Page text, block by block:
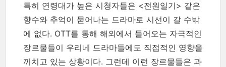
특히 연령대가 높은 시청자들은 <전원일기> 같은
향수와 추억이 묻어나는 드라마로 시선이 갈 수밖
에 없다. OTT를 통해 해외에서 들어오는 자극적인
장르물들이 우리네 드라마들에도 직접적인 영향을
끼치고 있는 상황이다. 그런데 이런 장르물들은 과